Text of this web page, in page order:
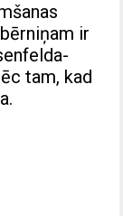
ir
tam, kad